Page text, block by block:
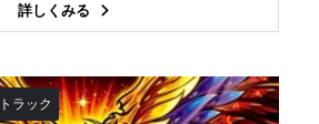
詳しくみる
ラック